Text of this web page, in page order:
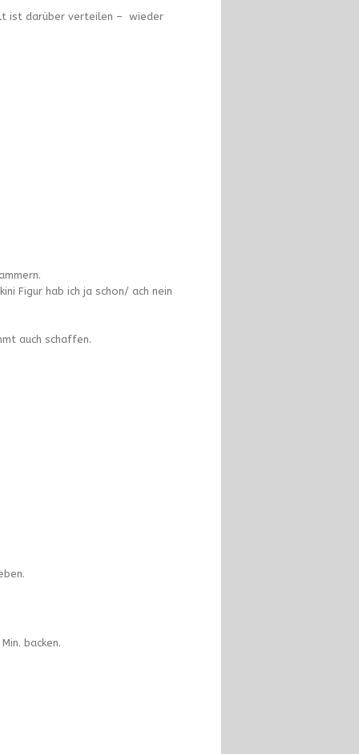
ist darüber verteilen – wieder
Figur hab ich ja schon/ ach nein
auch schaffen.
backen.